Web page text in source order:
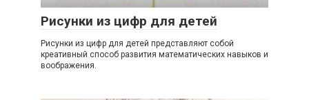
Рисунки из цифр для детей
Рисунки из цифр для детей представляют собой
креативный способ развития математических навыков и
воображения.